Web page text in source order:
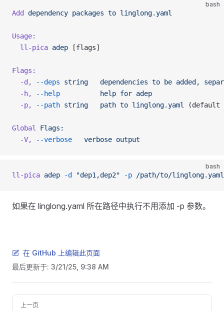
bash
Add dependency packages to linglong.yaml
Usage:
  ll-pica
adep [flags]
Flags:
  -d,
--deps string
   dependencies
to be added,
  -h,
--help
          help
for adep
  -p,
--path string
   path
to linglong.yaml (default
Global
Flags:
  -V,
--verbose
   verbose
output
bash
ll-pica adep -d "dep1,dep2" -p /path/to/linglong.yaml
如果在 linglong.yaml 所在路径中执行不用添加 -p 参数。
在 GitHub 上编辑此页面
最后更新于: 3/21/25, 9:38 AM
Pager
上一页